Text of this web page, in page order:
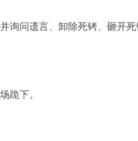
询问遗言、卸除死铐、砸开
跪下。